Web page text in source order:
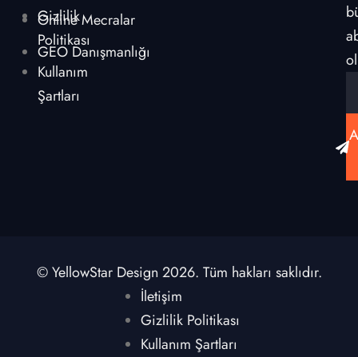
Gizlilik
Politikası
Kullanım
Şartları
Online Mecralar
GEO Danışmanlığı
© YellowStar Design 2026. Tüm hakları saklıdır.
İletişim
Gizlilik Politikası
Kullanım Şartları